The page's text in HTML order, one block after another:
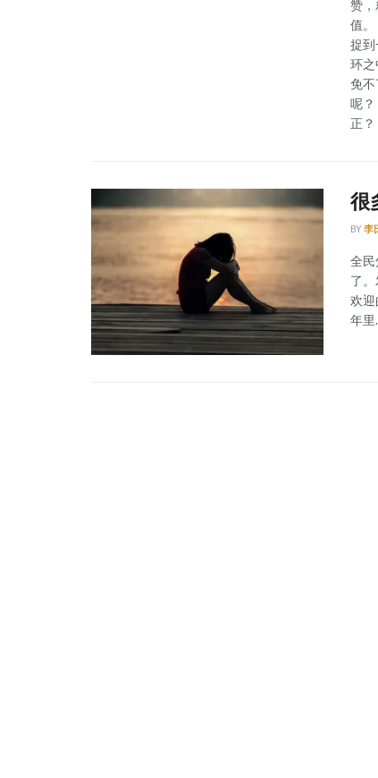
赞
值
捉
环
免
呢
正？
很
BY 李
全
了
欢
年里